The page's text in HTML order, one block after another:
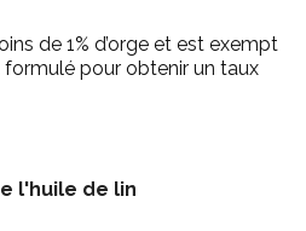
de 1% d’orge et est exempt
pour obtenir un taux
l'huile de lin